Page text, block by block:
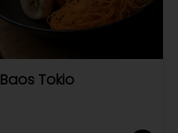
Baos Tokio